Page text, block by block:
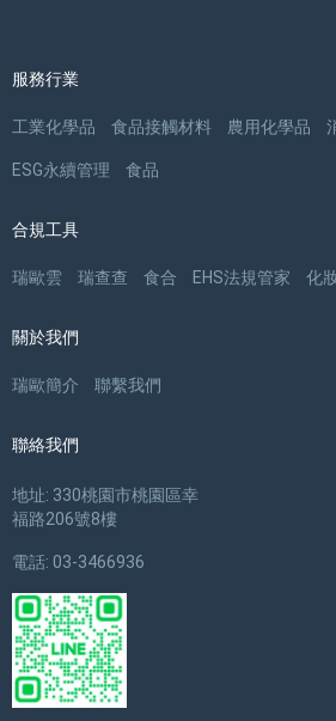
服務行業
工業化學品 食品接觸材料 農用化學品
ESG永續管理 食品
合規工具
瑞歐雲 瑞查查 食合 EHS法規管家 化
關於我們
瑞歐簡介 聯繫我們
聯絡我們
地址: 330桃園市桃園區幸
福路206號8樓
電話: 03-3466936